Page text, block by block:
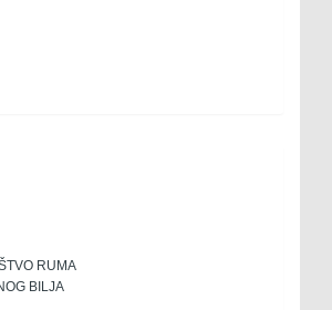
RUMA
BILJA